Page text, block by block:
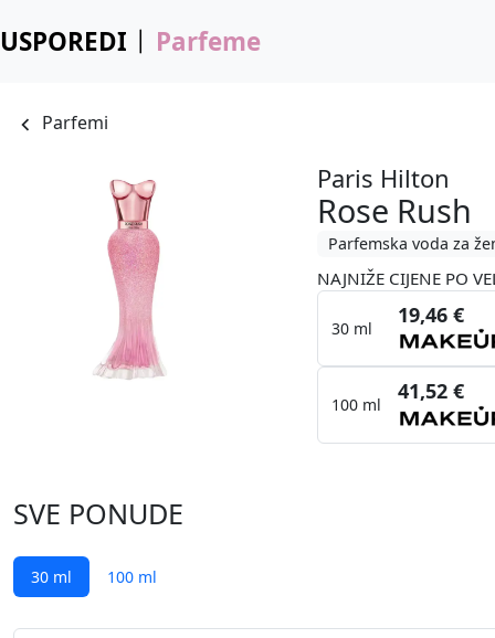
USPOREDI Parfeme
Parfemi
Paris Hilton
Rose Rush
Parfemska voda za
NAJNIŽE CIJENE PO
30 ml
19,46 €
100 ml
41,52 €
SVE PONUDE
30 ml 100 ml